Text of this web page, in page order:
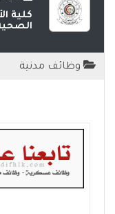
كلية
وظائف مدنية